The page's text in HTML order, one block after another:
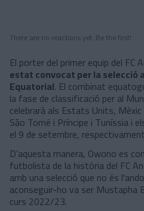
There are no reactions yet. Be the first!
El porter del primer equip del FC
estat convocat per la selecció
Equatorial. El combinat
la fase de classificació per al
celebrarà als Estats Units, Mèxic
São Tomé i Príncipe i Tuníssia i
el 9 de setembre,
D’aquesta manera, Owono es
futbolista de la història del FC
amb una selecció que no és
aconseguir-ho va ser Mustapha
curs 2022/23.